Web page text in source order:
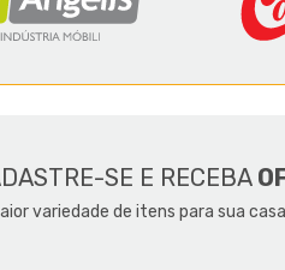
SE E RECEBA
variedade de itens para sua